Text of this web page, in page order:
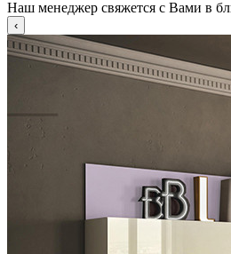
Наш менеджер свяжется с Вами в